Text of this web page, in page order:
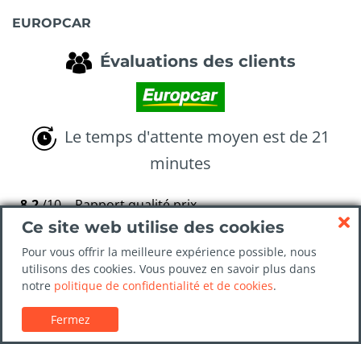
EUROPCAR
Évaluations des clients
Le temps d'attente moyen est de 21
minutes
8.2/10
Rapport qualité prix
8.8/10
Nettoyage en profondeur de la voiture
8.8/10
Service au bureau de location de voitures
9.0/10 Retrait d'une voiture de location
Ce site web utilise des cookies
Pour vous offrir la meilleure expérience possible, nous
utilisons des cookies. Vous pouvez en savoir plus dans
notre politique de confidentialité et de cookies.
Fermez